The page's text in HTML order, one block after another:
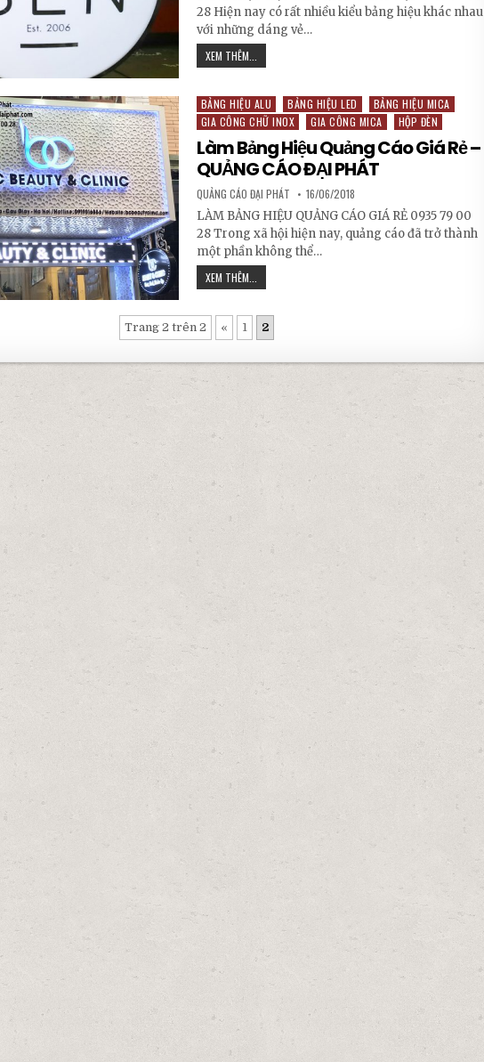
28 Hiện nay có rất nhiều kiểu bảng hiệu khác nhau
với những dáng vẻ…
XEM THÊM...
Posted in
BẢNG HIỆU ALU BẢNG HIỆU LED
BẢNG HIỆU MICA
GIA CÔNG CHỮ INOX
GIA CÔNG MICA HỘP ĐÈN
Làm Bảng Hiệu Quảng Cáo Giá Rẻ –
QUẢNG CÁO ĐẠI PHÁT
AUTHOR:
QUẢNG CÁO ĐẠI PHÁT PUBLISHED DATE:
16/06/2018
LÀM BẢNG HIỆU QUẢNG CÁO GIÁ RẺ 0935 79 00
28 Trong xã hội hiện nay, quảng cáo đã trở thành
một phần không thể…
XEM THÊM...
Trang 2 trên 2 « 1 2